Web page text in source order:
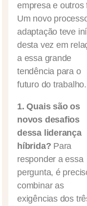
empresa e outros
Um novo
adaptação teve
desta vez em
a essa grande
tendência para o
futuro do trabalho.
1. Quais são os
novos desafios
dessa liderança
híbrida? Para
responder a essa
pergunta, é
combinar as
exigências dos